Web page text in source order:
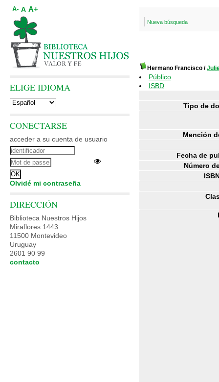
Nueva búsqueda
Hermano Francisco /
Público
ISBD
Tipo de
Mención
Fecha de
Número
A- A A+
ELIGE IDIOMA
CONECTARSE
acceder a su cuenta de usuario
Olvidé mi contraseña
DIRECCIÓN
Biblioteca Nuestros Hijos
Miraflores 1443
11500 Montevideo
Uruguay
2601 90 99
contacto